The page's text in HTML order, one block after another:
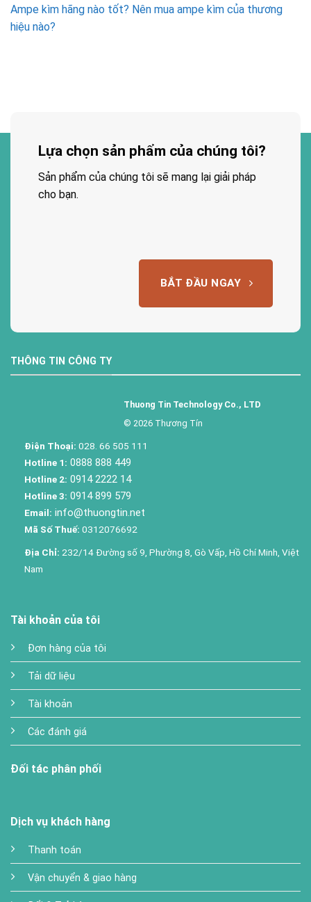
Ampe kìm hãng nào tốt? Nên mua ampe kìm của thương
hiệu nào?
Lựa chọn sản phẩm của chúng tôi?
Sản phẩm của chúng tôi sẽ mang lại giải pháp
cho bạn.
BẮT ĐẦU NGAY
THÔNG TIN CÔNG TY
Thuong Tin Technology Co., LTD
© 2026 Thương Tín
Điện Thoại: 028. 66 505 111
Hotline 1: 0888 888 449
Hotline 2: 0914 2222 14
Hotline 3: 0914 899 579
Email: info@thuongtin.net
Mã Số Thuế: 0312076692
Địa Chỉ: 232/14 Đường số 9, Phường 8, Gò Vấp, Hồ Chí Minh, Việt
Nam
Tài khoản của tôi
Đơn hàng của tôi
Tải dữ liệu
Tài khoản
Các đánh giá
Đối tác phân phối
Dịch vụ khách hàng
Thanh toán
Vận chuyển & giao hàng